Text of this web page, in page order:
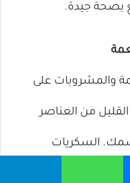
بصحة جيدة.
والمشروبات على
من العناصر
السكريات